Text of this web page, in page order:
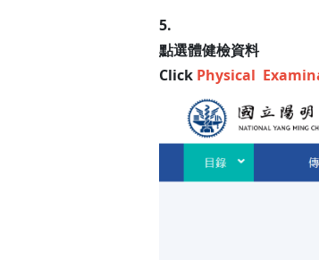
5.
點選體健檢資料
Click Physical